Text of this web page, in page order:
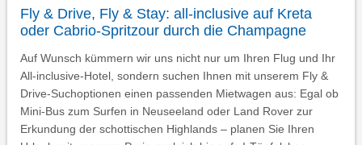
Fly & Drive, Fly & Stay: all-inclusive auf Kreta
oder Cabrio-Spritzour durch die Champagne
Auf Wunsch kümmern wir uns nicht nur um Ihren Flug und Ihr
All-inclusive-Hotel, sondern suchen Ihnen mit unserem Fly &
Drive-Suchoptionen einen passenden Mietwagen aus: Egal ob
Mini-Bus zum Surfen in Neuseeland oder Land Rover zur
Erkundung der schottischen Highlands – planen Sie Ihren